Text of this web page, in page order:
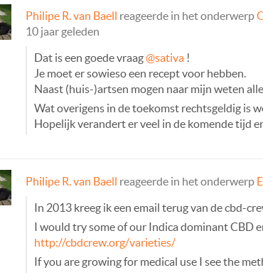
Philipe R. van Baell reageerde in het onderwerp
10 jaar geleden
Dat is een goede vraag@sativa !
Je moet er sowieso een recept voor hebben.
Naast (huis-)artsen mogen naar mijn weten
Wat overigens in de toekomst rechtsgeldig is
Hopelijk verandert er veel in de komende tijd
Philipe R. van Baell reageerde in het onderwerp
In 2013 kreeg ik een email terug van de cbd-
I would try some of our Indica dominant CBD
http://cbdcrew.org/varieties/
If you are growing for medical use I see the